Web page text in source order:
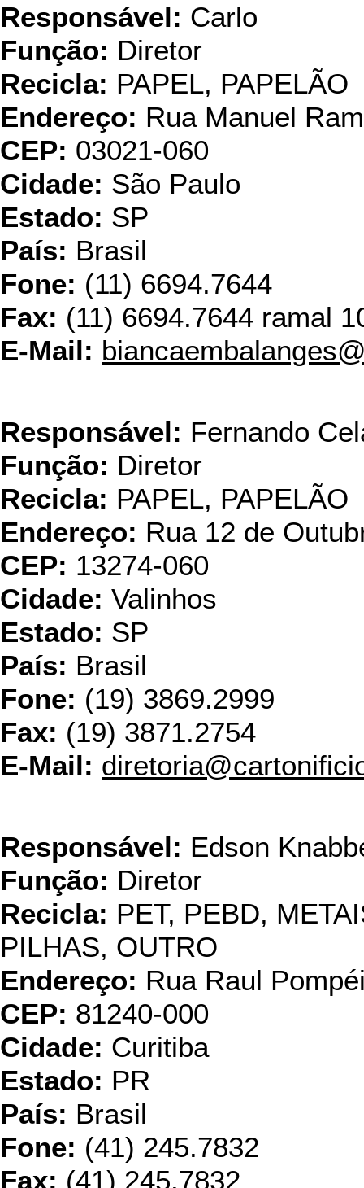
Responsável: Carlo
Função: Diretor
Recicla: PAPEL, PAPELÃO
Endereço: Rua Manuel
CEP: 03021-060
Cidade: São Paulo
Estado: SP
País: Brasil
Fone: (11) 6694.7644
Fax: (11) 6694.7644 ramal
E-Mail:
Responsável: Fernando
Função: Diretor
Recicla: PAPEL, PAPELÃO
Endereço: Rua 12 de
CEP: 13274-060
Cidade: Valinhos
Estado: SP
País: Brasil
Fone: (19) 3869.2999
Fax: (19) 3871.2754
E-Mail:
Responsável: Edson
Função: Diretor
Recicla: PET, PEBD,
PILHAS, OUTRO
Endereço: Rua Raul
CEP: 81240-000
Cidade: Curitiba
Estado: PR
País: Brasil
Fone: (41) 245.7832
Fax: (41) 245.7832